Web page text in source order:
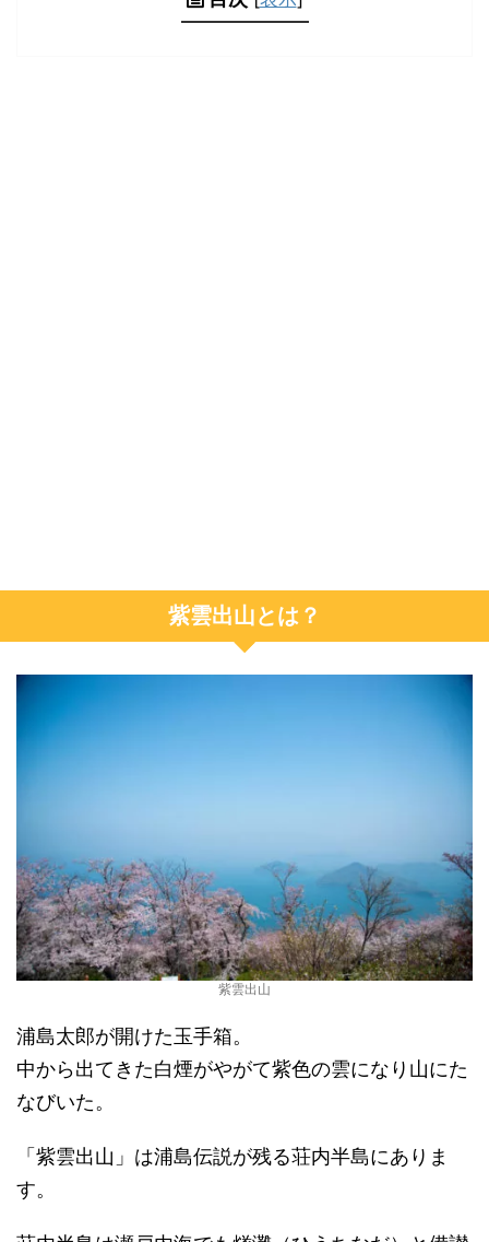
紫雲出山とは？
紫雲出山
浦島太郎が開けた玉手箱。
中から出てきた白煙がやがて紫色の雲になり山にた
なびいた。
「紫雲出山」は浦島伝説が残る荘内半島にありま
す。